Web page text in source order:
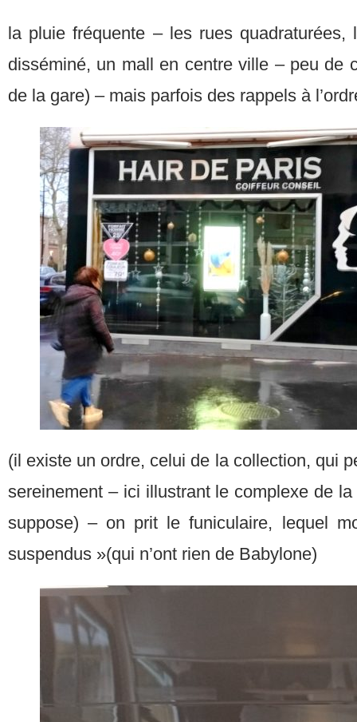
la pluie fréquente – les rues
disséminé, un mall en centre ville – peu de
de la gare) – mais parfois des rappels à
(il existe un ordre, celui de la collection, qui
sereinement – ici illustrant le complexe de
suppose) – on prit le funiculaire, lequel
suspendus »(qui n’ont rien de Babylone)